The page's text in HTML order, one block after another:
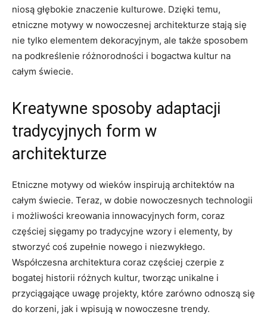
niosą głębokie‍ znaczenie kulturowe. Dzięki temu,
etniczne‍ motywy w nowoczesnej architekturze stają się
nie tylko elementem dekoracyjnym,‍ ale także sposobem
na podkreślenie różnorodności i bogactwa kultur na
całym świecie.
Kreatywne sposoby​ adaptacji
tradycyjnych form w
architekturze
Etniczne motywy od wieków inspirują architektów na
całym świecie. Teraz, w dobie nowoczesnych technologii
i możliwości kreowania innowacyjnych form, coraz⁢
częściej sięgamy po tradycyjne wzory i elementy, ⁢by
stworzyć coś zupełnie nowego i ⁤niezwykłego.
Współczesna architektura‌ coraz częściej ​czerpie z⁤
bogatej ⁤historii⁣ różnych kultur,‌ tworząc unikalne i
przyciągające uwagę projekty, które zarówno odnoszą się
do korzeni,​ jak i wpisują w nowoczesne trendy.